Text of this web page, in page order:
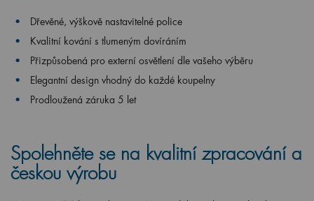
Dřevěné, výškově nastavitelné police
Kvalitní kování s tlumeným dovíráním
Přizpůsobená pro externí osvětlení dle vašeho výběru
Elegantní design vhodný do každé koupelny
Prodloužená záruka 5 let
Spolehněte se na kvalitní zpracování a
českou výrobu